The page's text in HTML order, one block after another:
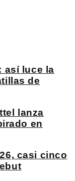
así luce la
de
lanza
en
casi cinco